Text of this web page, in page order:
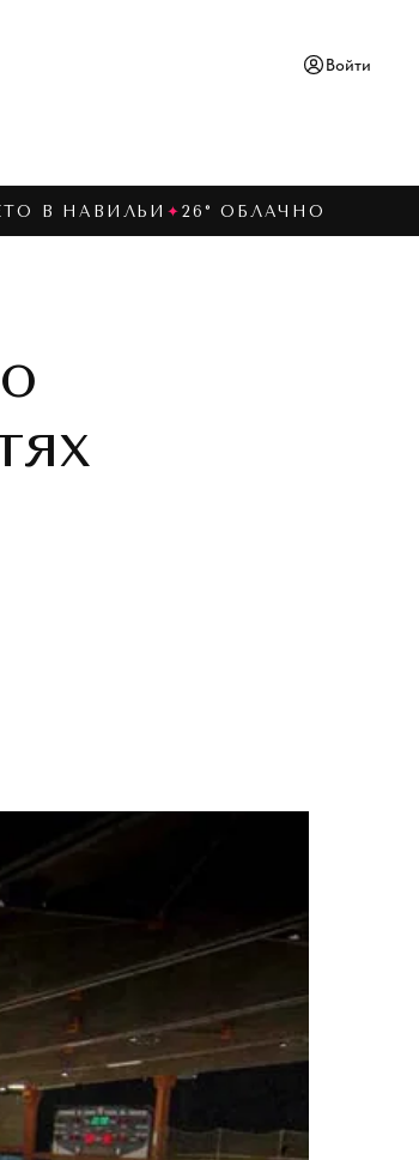
Войти
В НАВИЛЬИ ✦ 26° ОБЛАЧНО